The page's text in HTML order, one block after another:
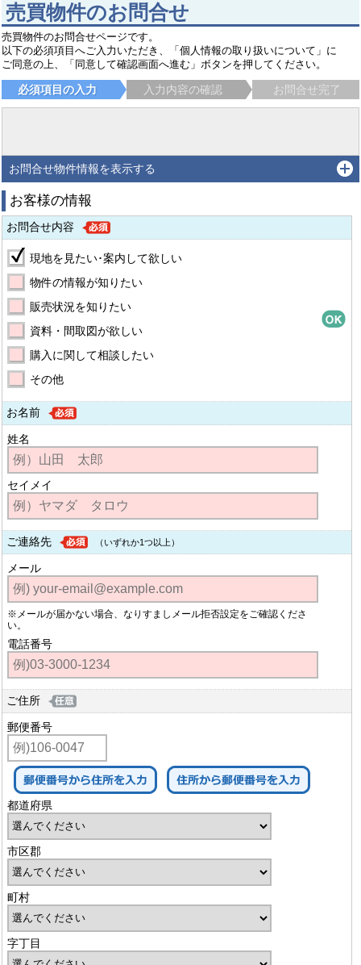
売買物件のお問合せ
売買物件のお問合せページです。
以下の必須項目へご入力いただき、「個人情報の取り扱いについて」に
ご同意の上、「同意して確認画面へ進む」ボタンを押してください。
必須項目の入力 入力内容の確認 お問合せ完了
お問合せ物件情報を表示する
お客様の情報
お問合せ内容
現地を見たい･案内して欲しい
物件の情報が知りたい
販売状況を知りたい
資料・間取図が欲しい
購入に関して相談したい
その他
お名前
姓名
セイメイ
ご連絡先 （いずれか1つ以上）
メール
※メールが届かない場合、なりすましメール拒否設定をご確認くださ
い。
電話番号
ご住所
郵便番号
都道府県
市区郡
町村
字丁目